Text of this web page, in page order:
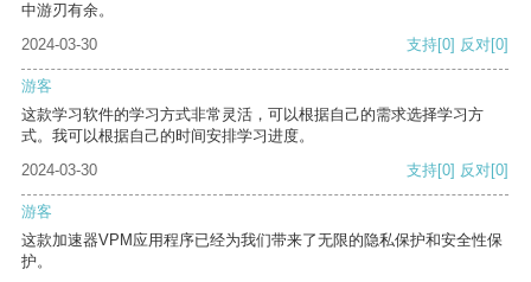
中游刃有余。
2024-03-30
支持[0] 反对[0]
游客
这款学习软件的学习方式非常灵活，可以根据自己的需求选择学习方
式。我可以根据自己的时间安排学习进度。
2024-03-30
支持[0] 反对[0]
游客
这款加速器VPM应用程序已经为我们带来了无限的隐私保护和安全性保
护。